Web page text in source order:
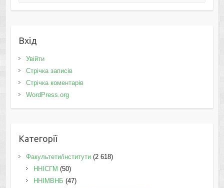
Вхід
Увійти
Стрічка записів
Стрічка коментарів
WordPress.org
Категорії
Факультети/інститути(2 618)
ННІСГМ (50)
ННІМВНБ (47)